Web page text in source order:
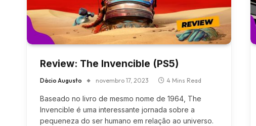
Review: The Invencible (PS5)
Dácio Augusto novembro 17, 2023 4 Mins Read
Baseado no livro de mesmo nome de 1964, The
Invencible é uma interessante jornada sobre a
pequeneza do ser humano em relação ao universo.